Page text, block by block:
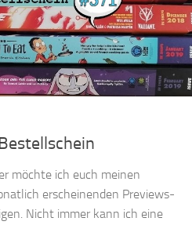
möchte ich euch meinen
erscheinenden Previews-
Nicht immer kann ich eine